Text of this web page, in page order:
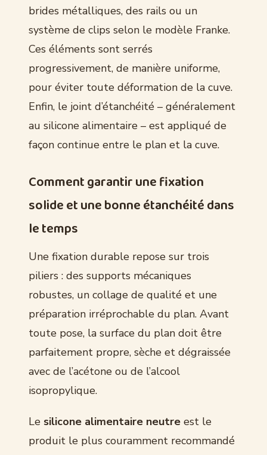
brides métalliques, des rails ou un
système de clips selon le modèle Franke.
Ces éléments sont serrés
progressivement, de manière uniforme,
pour éviter toute déformation de la cuve.
Enfin, le joint d’étanchéité – généralement
au silicone alimentaire – est appliqué de
façon continue entre le plan et la cuve.
Comment garantir une fixation
solide et une bonne étanchéité dans
le temps
Une fixation durable repose sur trois
piliers : des supports mécaniques
robustes, un collage de qualité et une
préparation irréprochable du plan. Avant
toute pose, la surface du plan doit être
parfaitement propre, sèche et dégraissée
avec de l’acétone ou de l’alcool
isopropylique.
Le silicone alimentaire neutre est le
produit le plus couramment recommandé